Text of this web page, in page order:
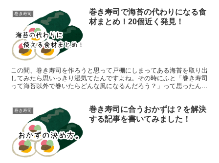
巻き寿司
巻き寿司で海苔の代わりになる食
材まとめ！20個近く発見！
この間、巻き寿司を作ろうと思って戸棚にしまってある海苔を取り出
してみたら思いっきり湿気てたんですよね。その時にふと「巻き寿司
って海苔以外で巻いたらどんな風になるんだろう？」って思ったんで
巻き寿司
巻き寿司に合うおかずは？を解決
する記事を書いてみました！